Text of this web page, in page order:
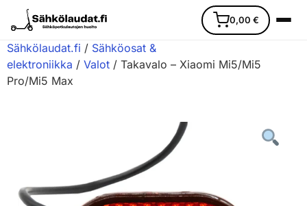
0,00 €
Ajoneuvot
Sähkölaudat.fi / Sähköosat &
elektroniikka / Valot / Takavalo – Xiaomi Mi5/Mi5
Pro/Mi5 Max